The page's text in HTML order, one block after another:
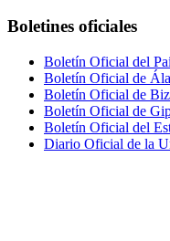
Boletines oficiales
Boletín Oficial del
Boletín Oficial de
Boletín Oficial de
Boletín Oficial de
Boletín Oficial del
Diario Oficial de la